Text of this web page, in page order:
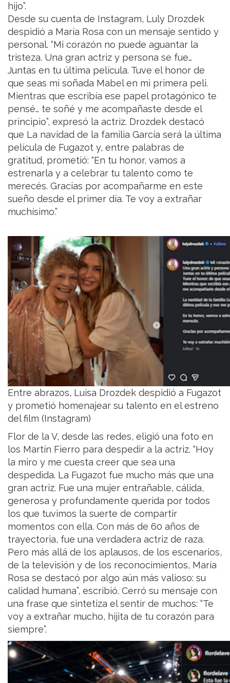
hijo”.
Desde su cuenta de Instagram, Luly Drozdek
despidió a María Rosa con un mensaje sentido y
personal. “Mi corazón no puede aguantar la
tristeza. Una gran actriz y persona se fue…
Juntas en tu última película. Tuve el honor de
que seas mi soñada Mabel en mi primera peli.
Mientras que escribía ese papel protagónico te
pensé… te soñé y me acompañaste desde el
principio”, expresó la actriz. Drozdek destacó
que La navidad de la familia García será la última
película de Fugazot y, entre palabras de
gratitud, prometió: “En tu honor, vamos a
estrenarla y a celebrar tu talento como te
merecés. Gracias por acompañarme en este
sueño desde el primer día. Te voy a extrañar
muchísimo.”
Entre abrazos, Luisa Drozdek despidió a Fugazot
y prometió homenajear su talento en el estreno
del film (Instagram)
Flor de la V, desde las redes, eligió una foto en
los Martín Fierro para despedir a la actriz. “Hoy
la miro y me cuesta creer que sea una
despedida. La Fugazot fue mucho más que una
gran actriz. Fue una mujer entrañable, cálida,
generosa y profundamente querida por todos
los que tuvimos la suerte de compartir
momentos con ella. Con más de 60 años de
trayectoria, fue una verdadera actriz de raza.
Pero más allá de los aplausos, de los escenarios,
de la televisión y de los reconocimientos, María
Rosa se destacó por algo aún más valioso: su
calidad humana”, escribió. Cerró su mensaje con
una frase que sintetiza el sentir de muchos: “Te
voy a extrañar mucho, hijita de tu corazón para
siempre”.